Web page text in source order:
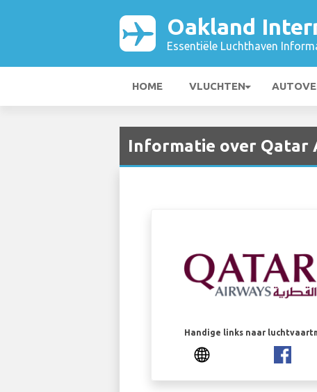
Oakland
Essentiële Luchthaven
HOME VLUCHTEN
Informatie over Qatar
Handige links naar